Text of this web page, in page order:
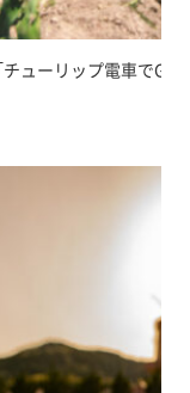
チューリップ電車でGO